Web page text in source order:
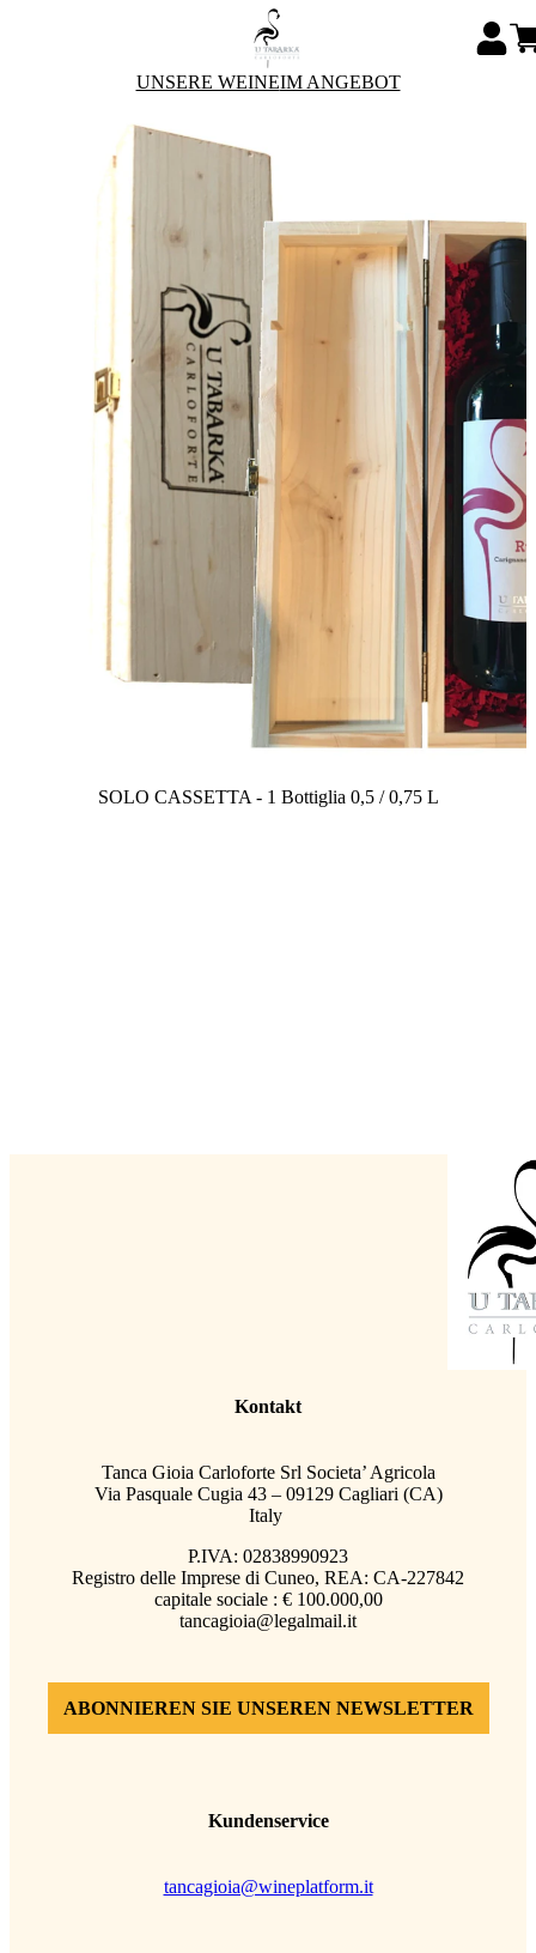
UNSERE WEINEIM ANGEBOT
SOLO CASSETTA - 1 Bottiglia 0,5 / 0,75 L
Kontakt
Tanca Gioia Carloforte Srl Societa’ Agricola
Via Pasquale Cugia 43 – 09129 Cagliari (CA)
Italy
P.IVA: 02838990923
Registro delle Imprese di Cuneo, REA: CA-227842
capitale sociale : € 100.000,00
tancagioia@legalmail.it
ABONNIEREN SIE UNSEREN NEWSLETTER
Kundenservice
tancagioia@wineplatform.it